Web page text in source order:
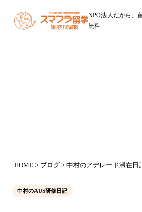
NPO法人だから、
無料
HOME > ブログ > 中村のアデレード滞在
中村のAUS研修日記